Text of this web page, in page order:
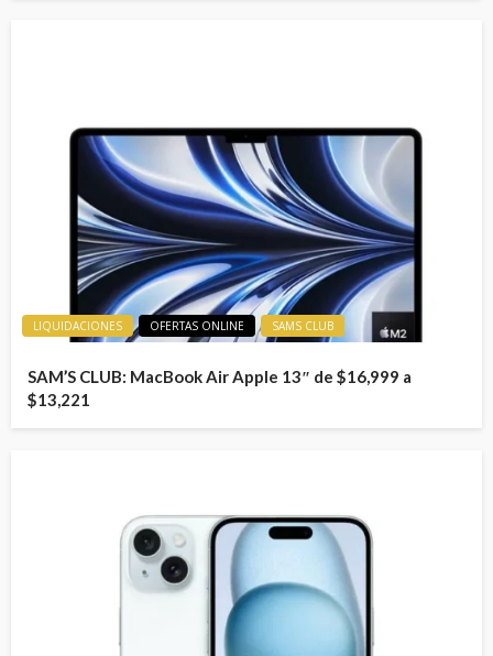
LIQUIDACIONES OFERTAS ONLINE SAMS CLUB
SAM’S CLUB: MacBook Air Apple 13″ de $16,999 a
$13,221